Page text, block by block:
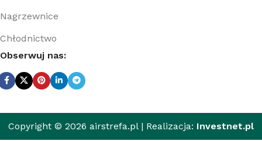
Nagrzewnice
Chłodnictwo
Obserwuj nas:
Copyright © 2026 airstrefa.pl | Realizacja: Investnet.pl